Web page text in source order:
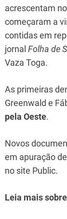
acrescentam
começaram a
contidas em
jornal Folha de
Vaza Toga.
As primeiras
Greenwald e
pela Oeste.
Novos
em apuração
no site Public.
Leia mais